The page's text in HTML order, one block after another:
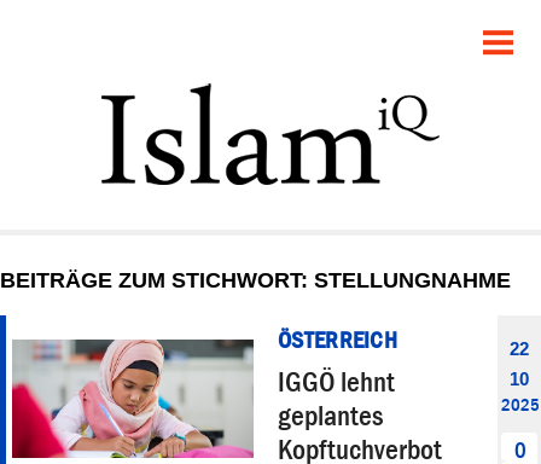
GESELLSCHAFT
STARTSEITE
DEBATTE
PANORAMA
BEITRÄGE ZUM STICHWORT: STELLUNGNAHME
ÖSTERREICH
IGGÖ lehnt
geplantes
Kopftuchverbot
22
10
2025
0